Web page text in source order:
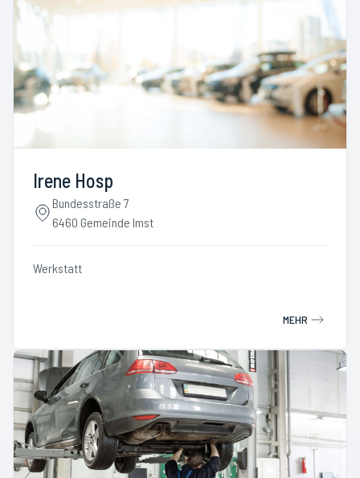
Irene Hosp
Bundesstraße 7
6460 Gemeinde Imst
Werkstatt
MEHR